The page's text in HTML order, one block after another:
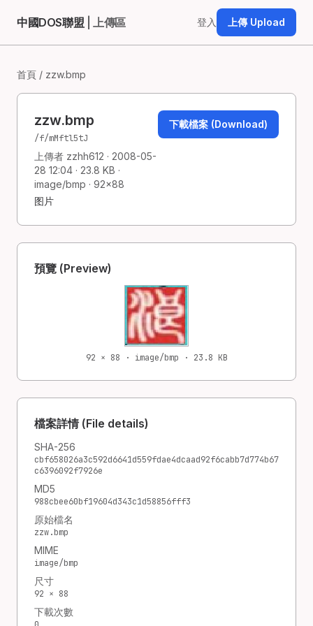
中國DOS聯盟 | 上傳區 登入 上傳 Upload
首頁 / zzw.bmp
zzw.bmp
/f/mMftl5tJ
上傳者 zzhh612 · 2008-05-
28 12:04 · 23.8 KB ·
image/bmp · 92×88
图片
下載檔案 (Download)
預覽 (Preview)
92 × 88 · image/bmp · 23.8 KB
檔案詳情 (File details)
SHA-256
cbf658026a3c592d6641d559fdae4dcaad92f6cabb7d774b67
c6396092f7926e
MD5
988cbee60bf19604d343c1d58856fff3
原始檔名
zzw.bmp
MIME
image/bmp
尺寸
92 × 88
下載次數